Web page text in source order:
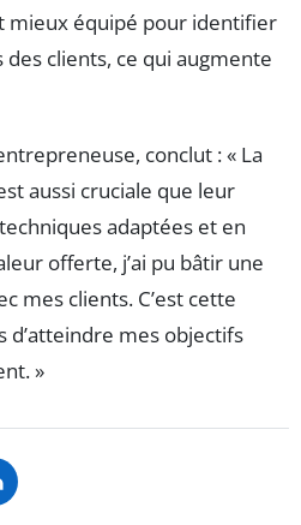
mieux équipé pour identifier
clients, ce qui augmente
conclut : « La
aussi cruciale que leur
adaptées et en
offerte, j’ai pu bâtir une
mes clients. C’est cette
d’atteindre mes objectifs
»